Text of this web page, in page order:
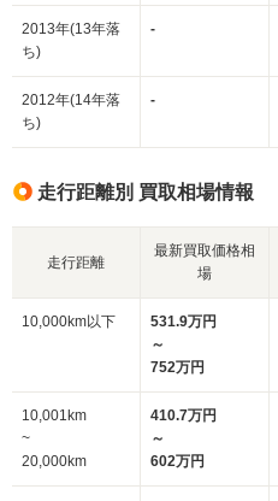
2013年(13年落
ち)
-
2012年(14年落
ち)
-
走行距離別 買取相場情報
走行距離
最新買取価格相
場
10,000km以下
531.9万円
～
752万円
10,001km
~
20,000km
410.7万円
～
602万円